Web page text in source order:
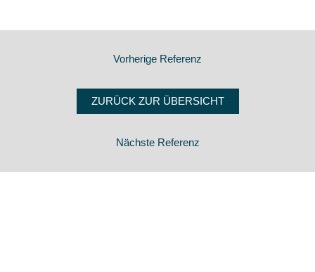
Vorherige Referenz
ZURÜCK ZUR ÜBERSICHT
Nächste Referenz